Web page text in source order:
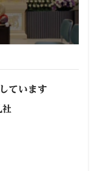
ています
社